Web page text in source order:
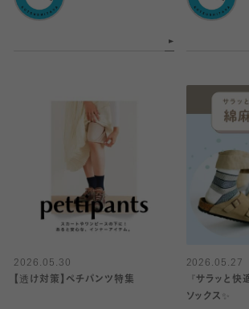
2026.05.30
【透け対策】ペチパンツ特集
2026.05.27
『サラッと
ソックス✨️